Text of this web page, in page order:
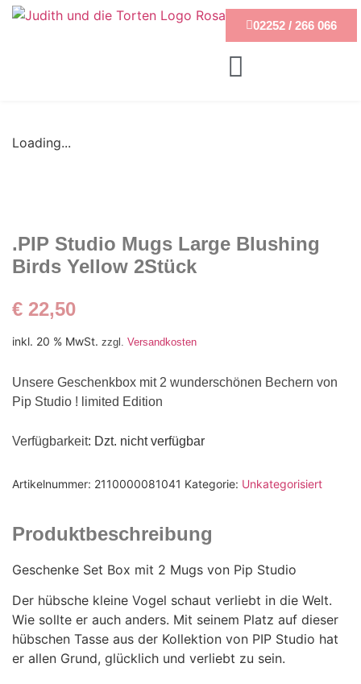
02252 / 266 066
Loading...
.PIP Studio Mugs Large Blushing
Birds Yellow 2Stück
€ 22,50
inkl. 20 % MwSt. zzgl. Versandkosten
Unsere Geschenkbox mit 2 wunderschönen Bechern von
Pip Studio ! limited Edition
Verfügbarkeit: Dzt. nicht verfügbar
Artikelnummer: 2110000081041 Kategorie: Unkategorisiert
Produktbeschreibung
Geschenke Set Box mit 2 Mugs von Pip Studio
Der hübsche kleine Vogel schaut verliebt in die Welt.
Wie sollte er auch anders. Mit seinem Platz auf dieser
hübschen Tasse aus der Kollektion von PIP Studio hat
er allen Grund, glücklich und verliebt zu sein.